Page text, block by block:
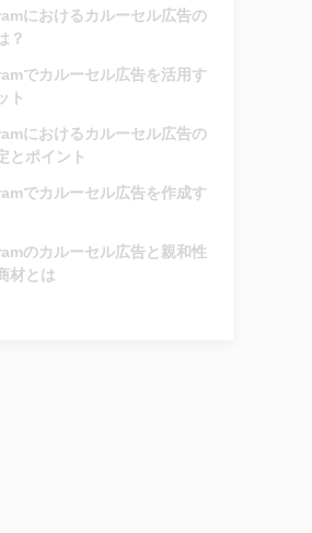
におけるカルーセル広告の
？
でカルーセル広告を活用す
ト
におけるカルーセル広告の
とポイント
でカルーセル広告を作成す
のカルーセル広告と親和性
材とは